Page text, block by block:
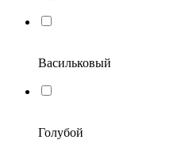
Васильковый
Голубой